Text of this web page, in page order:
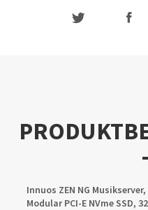
Innuos ZEN NG
Modular PCI-E NVme SSD,